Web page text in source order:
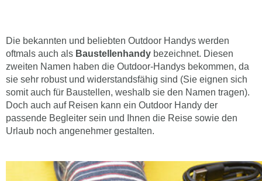
Die bekannten und beliebten Outdoor Handys werden
oftmals auch als Baustellenhandy bezeichnet. Diesen
zweiten Namen haben die Outdoor-Handys bekommen, da
sie sehr robust und widerstandsfähig sind (Sie eignen sich
somit auch für Baustellen, weshalb sie den Namen tragen).
Doch auch auf Reisen kann ein Outdoor Handy der
passende Begleiter sein und Ihnen die Reise sowie den
Urlaub noch angenehmer gestalten.